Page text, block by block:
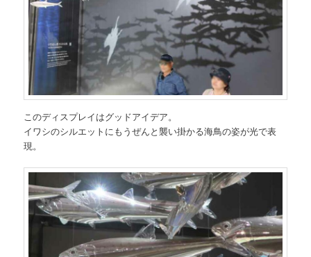
このディスプレイはグッドアイデア。
イワシのシルエットにもうぜんと襲い掛かる海鳥の姿が光で表
現。